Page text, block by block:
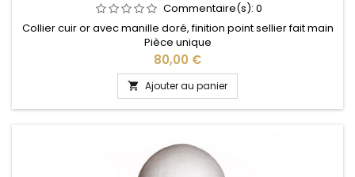
Commentaire(s): 0
Collier cuir or avec manille doré, finition point sellier fait main
Pièce unique
Prix
80,00 €
 Ajouter au panier